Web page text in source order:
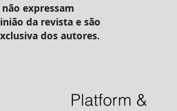
expressam
da revista e são
dos autores.